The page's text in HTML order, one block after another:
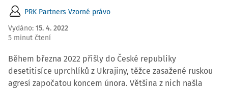
PRK Partners Vzorné právo
Vydáno: 15. 4. 2022
5 minut čtení
Během března 2022 přišly do České republiky
desetitisíce uprchlíků z Ukrajiny, těžce zasažené ruskou
agresí započatou koncem února. Většina z nich našla